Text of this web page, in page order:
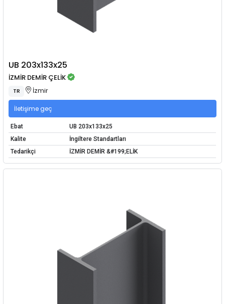
UB 203x133x25
İZMİR DEMİR ÇELİK
TR İzmir
İletişime geç
Ebat
UB 203x133x25
Kalite
İngiltere Standartları
Tedarikçi
İZMİR DEMİR &#199;ELİK